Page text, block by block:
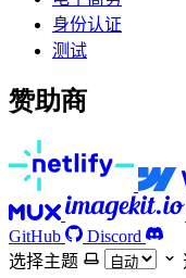
身份认证
测试
赞助商
GitHub
Discord
选择主题